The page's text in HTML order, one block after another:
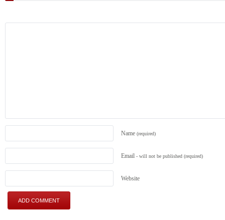
Name (required)
Email - will not be published (required)
Website